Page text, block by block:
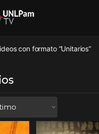
con formato “Unitarios”